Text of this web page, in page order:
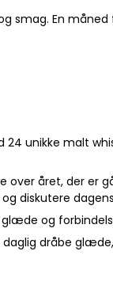
smag. En
unikke malt
over året, der er
diskutere
og
dråbe